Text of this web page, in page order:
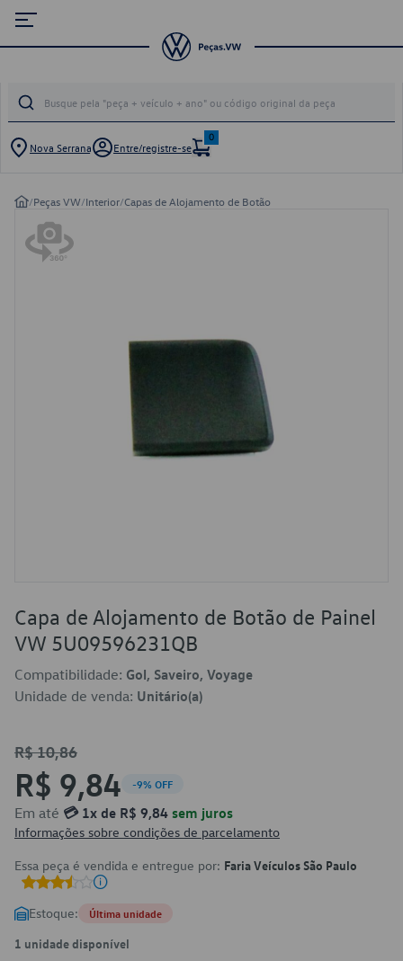
Nova Serrana Entre/registre-se
0
/Peças VW/Interior/Capas de Alojamento de Botão
Capa de Alojamento de Botão de Painel
VW 5U09596231QB
Compatibilidade: Gol, Saveiro, Voyage
Unidade de venda: Unitário(a)
R$ 10,86
R$ 9,84 -9% OFF
Em até 💳 1x de R$ 9,84 sem juros
Informações sobre condições de parcelamento
Essa peça é vendida e entregue por: Faria Veículos São Paulo
Estoque: Última unidade
1 unidade disponível